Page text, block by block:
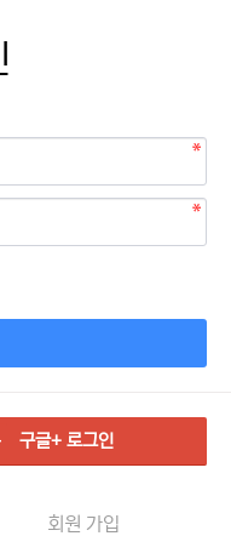
구글+ 로그인
회원 가입